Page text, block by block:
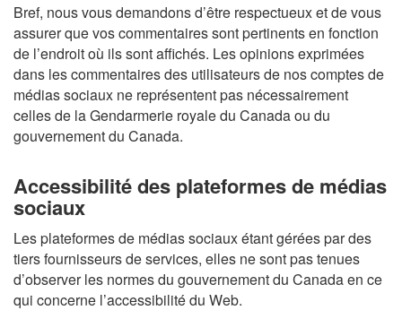
Bref, nous vous demandons d’être respectueux et de vous
assurer que vos commentaires sont pertinents en fonction
de l’endroit où ils sont affichés. Les opinions exprimées
dans les commentaires des utilisateurs de nos comptes de
médias sociaux ne représentent pas nécessairement
celles de la Gendarmerie royale du Canada ou du
gouvernement du Canada.
Accessibilité des plateformes de médias
sociaux
Les plateformes de médias sociaux étant gérées par des
tiers fournisseurs de services, elles ne sont pas tenues
d’observer les normes du gouvernement du Canada en ce
qui concerne l’accessibilité du Web.